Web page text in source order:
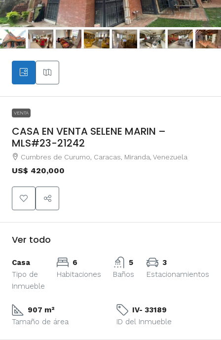
VENTA
CASA EN VENTA SELENE MARIN –
MLS#23-21242
Cumbres de Curumo, Caracas, Miranda, Venezuela
US$ 420,000
Ver todo
Casa
Tipo de
Inmueble
6
Habitaciones
5
Baños
3
Estacionamientos
907 m²
Tamaño de área
IV- 33189
ID del Inmueble